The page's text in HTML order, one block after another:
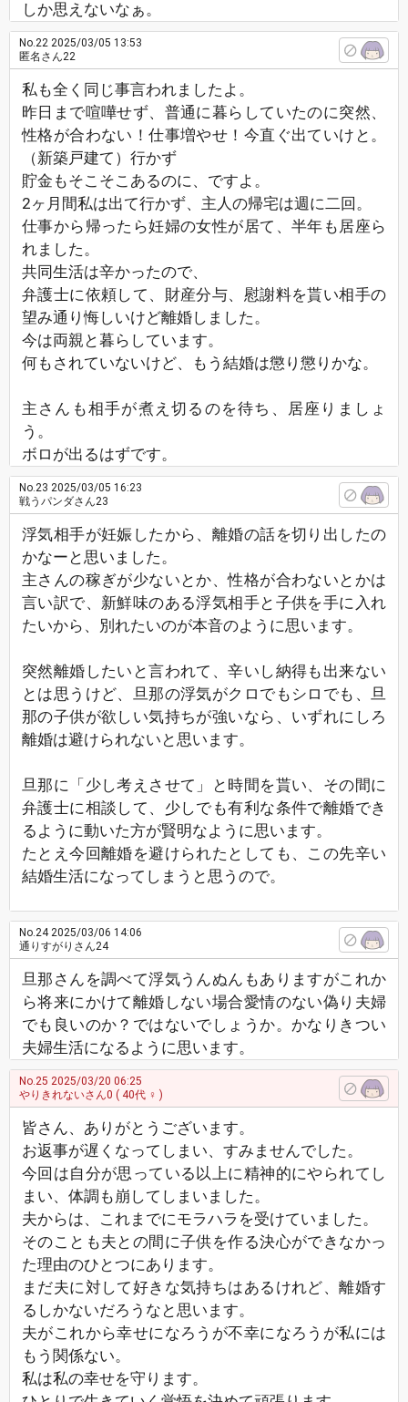
しか思えないなぁ。
No.22 2025/03/05 13:53
匿名さん22
私も全く同じ事言われましたよ。
昨日まで喧嘩せず、普通に暮らしていたのに突然、
性格が合わない！仕事増やせ！今直ぐ出ていけと。
（新築戸建て）行かず
貯金もそこそこあるのに、ですよ。
2ヶ月間私は出て行かず、主人の帰宅は週に二回。
仕事から帰ったら妊婦の女性が居て、半年も居座ら
れました。
共同生活は辛かったので、
弁護士に依頼して、財産分与、慰謝料を貰い相手の
望み通り悔しいけど離婚しました。
今は両親と暮らしています。
何もされていないけど、もう結婚は懲り懲りかな。
主さんも相手が煮え切るのを待ち、居座りましょ
う。
ボロが出るはずです。
No.23 2025/03/05 16:23
戦うパンダさん23
浮気相手が妊娠したから、離婚の話を切り出したの
かなーと思いました。
主さんの稼ぎが少ないとか、性格が合わないとかは
言い訳で、新鮮味のある浮気相手と子供を手に入れ
たいから、別れたいのが本音のように思います。
突然離婚したいと言われて、辛いし納得も出来ない
とは思うけど、旦那の浮気がクロでもシロでも、旦
那の子供が欲しい気持ちが強いなら、いずれにしろ
離婚は避けられないと思います。
旦那に「少し考えさせて」と時間を貰い、その間に
弁護士に相談して、少しでも有利な条件で離婚でき
るように動いた方が賢明なように思います。
たとえ今回離婚を避けられたとしても、この先辛い
結婚生活になってしまうと思うので。
No.242025/03/06 14:06
通りすがりさん24
旦那さんを調べて浮気うんぬんもありますがこれか
ら将来にかけて離婚しない場合愛情のない偽り夫婦
でも良いのか？ではないでしょうか。かなりきつい
夫婦生活になるように思います。
No.25 2025/03/20 06:25
やりきれないさん0 ( 40代 ♀ )
皆さん、ありがとうございます。
お返事が遅くなってしまい、すみませんでした。
今回は自分が思っている以上に精神的にやられてし
まい、体調も崩してしまいました。
夫からは、これまでにモラハラを受けていました。
そのことも夫との間に子供を作る決心ができなかっ
た理由のひとつにあります。
まだ夫に対して好きな気持ちはあるけれど、離婚す
るしかないだろうなと思います。
夫がこれから幸せになろうが不幸になろうが私には
もう関係ない。
私は私の幸せを守ります。